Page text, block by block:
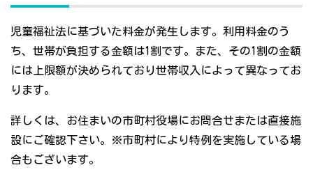
児童福祉法に基づいた料金が発生します。利用料金のう
ち、世帯が負担する金額は1割です。また、その1割の金額
には上限額が決められており世帯収入によって異なってお
ります。
詳しくは、お住まいの市町村役場にお問合せまたは直接施
設にご確認下さい。※市町村により特例を実施している場
合もございます。